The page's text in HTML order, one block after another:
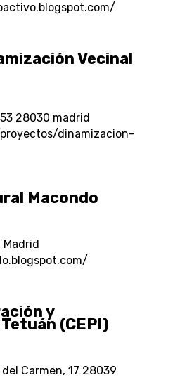
Vecinal
28030 madrid
dinamizacion-
Macondo
Madrid
y
(CEPI)
Carmen, 17 28039